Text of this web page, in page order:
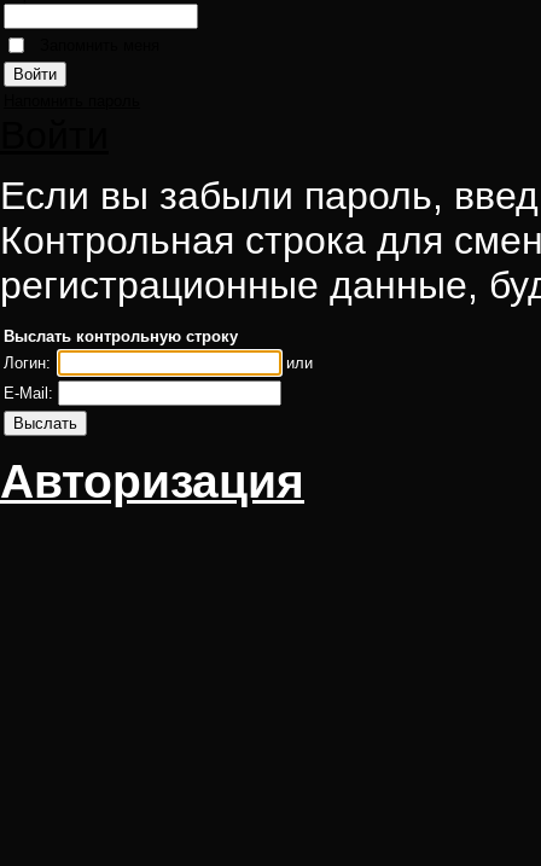
Если вы забыли пароль,
Контрольная строка для
регистрационные данные,
Выслать контрольную строку
Логин:
или
E-Mail:
Авторизация